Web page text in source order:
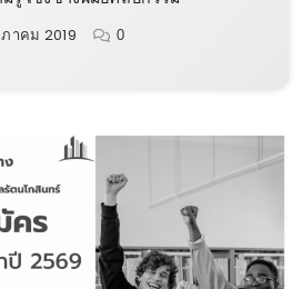
าคม 2019 0